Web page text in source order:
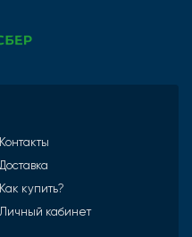
Контакты
Доставка
Как купить?
Личный кабинет